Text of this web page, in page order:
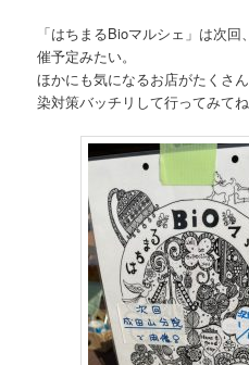
「はちまるBioマルシェ」は次
催予定みたい。
ほかにも気になるお店がたくさ
染対策バッチリして行ってみてね